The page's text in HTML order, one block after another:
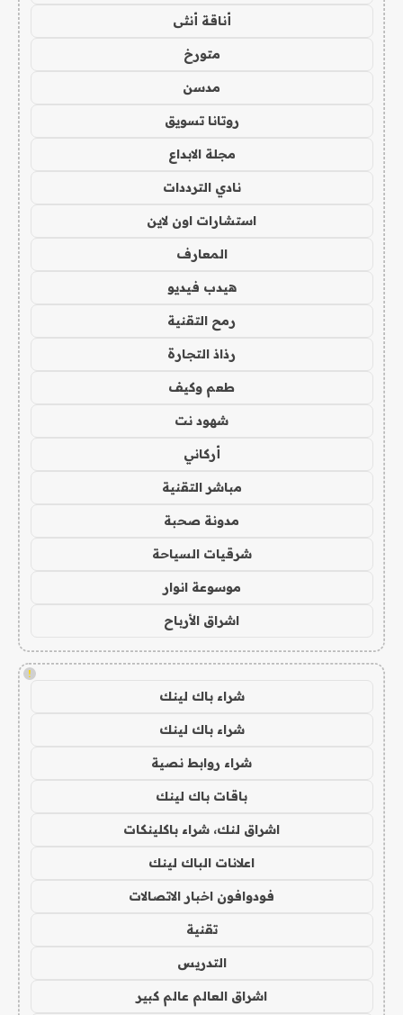
أناقة أنثى
متورخ
مدسن
روتانا تسويق
مجلة الابداع
نادي الترددات
استشارات اون لاين
المعارف
هيدب فيديو
رمح التقنية
رذاذ التجارة
طعم وكيف
شهود نت
أركاني
مباشر التقنية
مدونة صحبة
شرقيات السياحة
موسوعة انوار
اشراق الأرباح
!
شراء باك لينك
شراء باك لينك
شراء روابط نصية
باقات باك لينك
اشراق لنك، شراء باكلينكات
اعلانات الباك لينك
فودوافون اخبار الاتصالات
تقنية
التدريس
اشراق العالم عالم كبير